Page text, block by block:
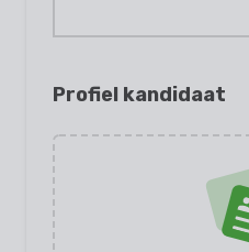
Profiel kandidaat